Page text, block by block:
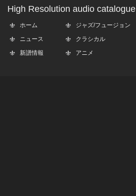
High Resolution audio catalogue
ホーム
ニュース
新譜情報
ジャズ/フュージョン
クラシカル
アニメ